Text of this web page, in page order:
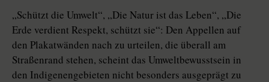
„Schützt die Umwelt“, „Die Natur ist das Leben“, „Die
Erde verdient Respekt, schützt sie“: Den Appellen auf
den Plakatwänden nach zu urteilen, die überall am
Straßenrand stehen, scheint das Umweltbewusstsein in
den Indigenengebieten nicht besonders ausgeprägt zu